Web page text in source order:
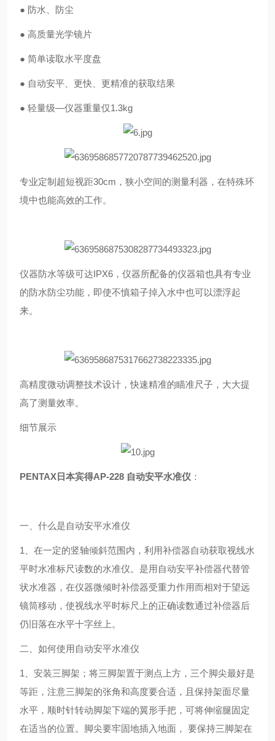
● 防水、防尘
● 高质量光学镜片
● 简单读取水平度盘
● 自动安平、更快、更精准的获取结果
● 轻量级—仪器重量仅1.3kg
专业定制超短视距30cm，狭小空间的测量利器，在特殊环
境中也能高效的工作。
仪器防水等级可达IPX6，仪器所配备的仪器箱也具有专业
的防水防尘功能，即使不慎箱子掉入水中也可以漂浮起
来。
高精度微动调整技术设计，快速精准的瞄准尺子，大大提
高了测量效率。
细节展示
PENTAX日本宾得AP-228 自动安平水准仪 ：
一、什么是自动安平水准仪
1、在一定的竖轴倾斜范围内，利用补偿器自动获取视线水
平时水准标尺读数的水准仪。是用自动安平补偿器代替管
状水准器，在仪器微倾时补偿器受重力作用而相对于望远
镜筒移动，使视线水平时标尺上的正确读数通过补偿器后
仍旧落在水平十字丝上。
二、如何使用自动安平水准仪
1、安装三脚架；将三脚架置于测点上方，三个脚尖最好是
等距，注意三脚架的张角和高度要合适，且保持架面尽量
水平，顺时针转动脚架下端的翼形手把，可将伸缩腿固定
在适当的位置。脚尖要牢固地插入地面， 要保持三脚架在